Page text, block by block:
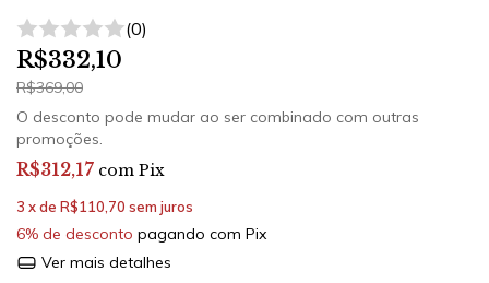
(0)
R$332,10
R$369,00
O desconto pode mudar ao ser combinado com outras
promoções.
R$312,17 com Pix
3 x de R$110,70 sem juros
6% de desconto pagando com Pix
Ver mais detalhes